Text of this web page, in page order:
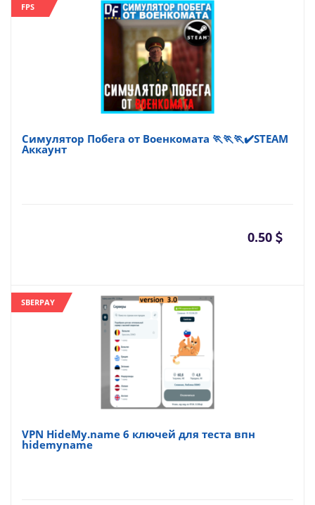
FPS
Симулятор Побега от Военкомата 🏃🏃🏃✔️STEAM
Аккаунт
0.50
SBERPAY
VPN HideMy.name 6 ключей для теста впн
hidemyname